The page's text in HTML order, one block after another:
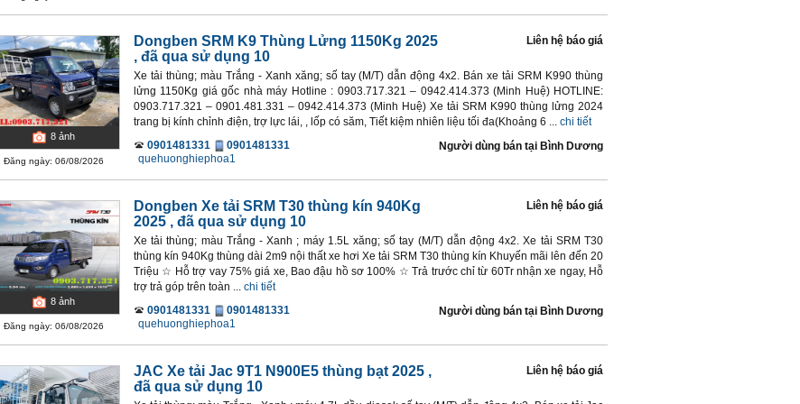
8 ảnh
Đăng ngày: 06/08/2026
Dongben SRM K9 Thùng Lửng 1150Kg 2025
, đã qua sử dụng 10
Liên hệ báo giá
Xe tải thùng; màu Trắng - Xanh xăng; số tay (M/T) dẫn động 4x2. Bán xe tải SRM K990 thùng
lửng 1150Kg giá gốc nhà máy Hotline : 0903.717.321 – 0942.414.373 (Minh Huệ) HOTLINE:
0903.717.321 – 0901.481.331 – 0942.414.373 (Minh Huệ) Xe tải SRM K990 thùng lửng 2024
trang bị kính chỉnh điện, trợ lực lái, , lốp có săm, Tiết kiệm nhiên liệu tối đa(Khoảng 6 ... chi tiết
0901481331
0901481331
quehuonghiephoa1
Người dùng bán tại Bình Dương
8 ảnh
Đăng ngày: 06/08/2026
Dongben Xe tải SRM T30 thùng kín 940Kg
2025 , đã qua sử dụng 10
Liên hệ báo giá
Xe tải thùng; màu Trắng - Xanh ; máy 1.5L xăng; số tay (M/T) dẫn động 4x2. Xe tải SRM T30
thùng kín 940Kg thùng dài 2m9 nội thất xe hơi Xe tải SRM T30 thùng kín Khuyến mãi lên đến 20
Triệu ☆ Hỗ trợ vay 75% giá xe, Bao đậu hồ sơ 100% ☆ Trả trước chỉ từ 60Tr nhận xe ngay, Hỗ
trợ trả góp trên toàn ... chi tiết
0901481331
0901481331
quehuonghiephoa1
Người dùng bán tại Bình Dương
JAC Xe tải Jac 9T1 N900E5 thùng bạt 2025 ,
đã qua sử dụng 10
Liên hệ báo giá